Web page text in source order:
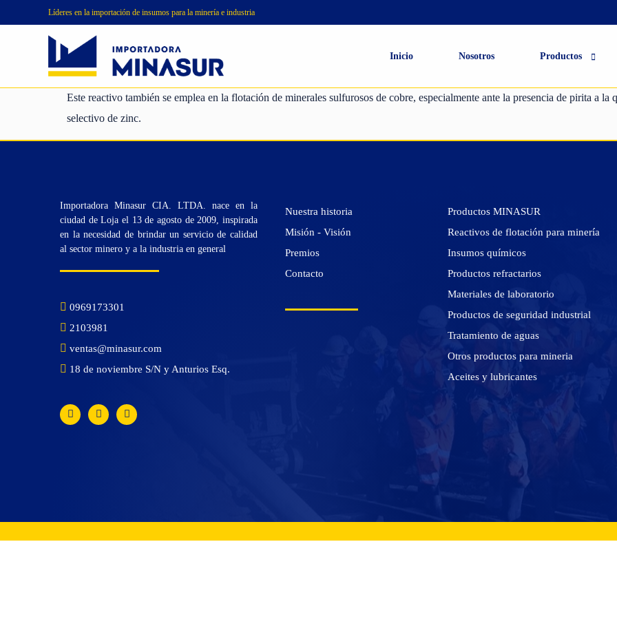
Líderes en la importación de insumos para la minería e industria
Inicio Nosotros Productos
Productos
MINASUR
flotación para
minería
Insumos
químicos
Materiales de
seguridad
Este reactivo también se emplea en la flotación de minerales sulfurosos de cobre, especialmente ante la presencia de pirita a
selectivo de zinc.
Importadora Minasur CIA. LTDA. nace en la
ciudad de Loja el 13 de agosto de 2009, inspirada
en la necesidad de brindar un servicio de calidad
al sector minero y a la industria en general
0969173301
2103981
ventas@minasur.com
18 de noviembre S/N y Anturios Esq.
Nuestra historia
Misión - Visión
Premios
Contacto
Productos MINASUR
Reactivos de flotación para minería
Insumos químicos
Productos refractarios
Materiales de laboratorio
Productos de seguridad industrial
Tratamiento de aguas
Otros productos para mineria
Aceites y lubricantes